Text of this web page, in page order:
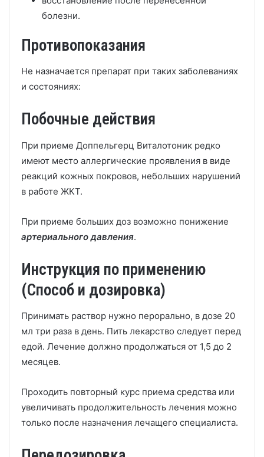
болезни.
Противопоказания
Не назначается препарат при таких заболеваниях
и состояниях:
Побочные действия
При приеме Доппельгерц Виталотоник редко
имеют место аллергические проявления в виде
реакций кожных покровов, небольших нарушений
в работе ЖКТ.
При приеме больших доз возможно понижение
артериального давления.
Инструкция по применению
(Способ и дозировка)
Принимать раствор нужно перорально, в дозе 20
мл три раза в день. Пить лекарство следует перед
едой. Лечение должно продолжаться от 1,5 до 2
месяцев.
Проходить повторный курс приема средства или
увеличивать продолжительность лечения можно
только после назначения лечащего специалиста.